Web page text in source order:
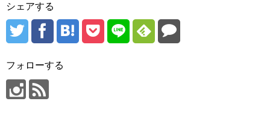
シェアする
フォローする